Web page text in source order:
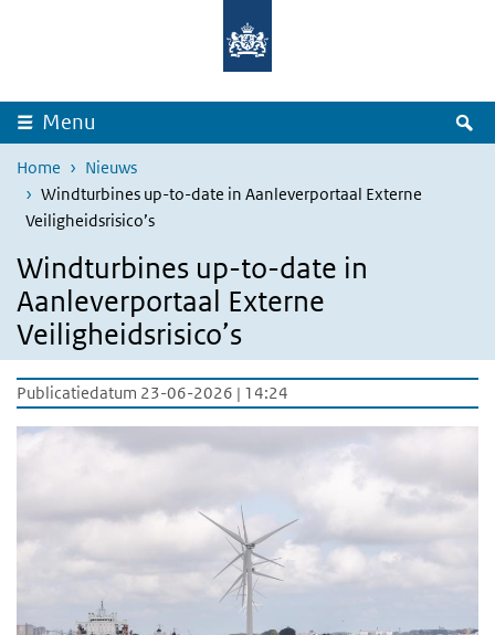
Overslaan en naar de inhoud gaan
Menu
Home
Nieuws
Windturbines up-to-date in Aanleverportaal Externe
Veiligheidsrisico’s
Windturbines up-to-date in
Aanleverportaal Externe
Veiligheidsrisico’s
Publicatiedatum 23-06-2026 | 14:24